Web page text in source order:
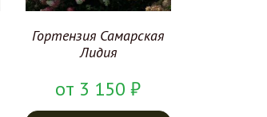
Гортензия Самарская
Лидия
от 3 150₽